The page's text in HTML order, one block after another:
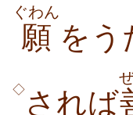
願
ぐわん
をう
◇ されば